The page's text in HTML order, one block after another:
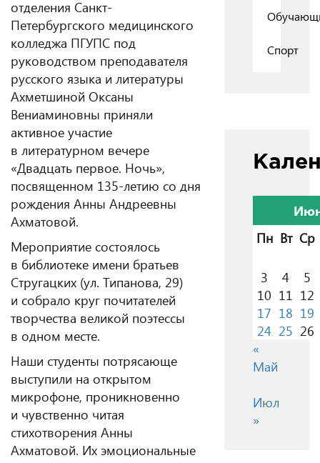
отделения Санкт-
Петербургского медицинского
колледжа ПГУПС под
руководством преподавателя
русского языка и литературы
Ахметшиной Оксаны
Вениаминовны приняли
активное участие
в литературном вечере
«Двадцать первое. Ночь»,
посвященном 135-летию со дня
рождения Анны Андреевны
Ахматовой.
Мероприятие состоялось
в библиотеке имени братьев
Стругацких (ул. Типанова, 29)
и собрало круг почитателей
творчества великой поэтессы
в одном месте.
Наши студенты потрясающе
выступили на открытом
микрофоне, проникновенно
и чувственно читая
стихотворения Анны
Ахматовой. Их эмоциональные
Спорт
Пн Вт Ср
3 4
5
10 11 12
17 18 19
24 25 26
«
Май
Июл
»